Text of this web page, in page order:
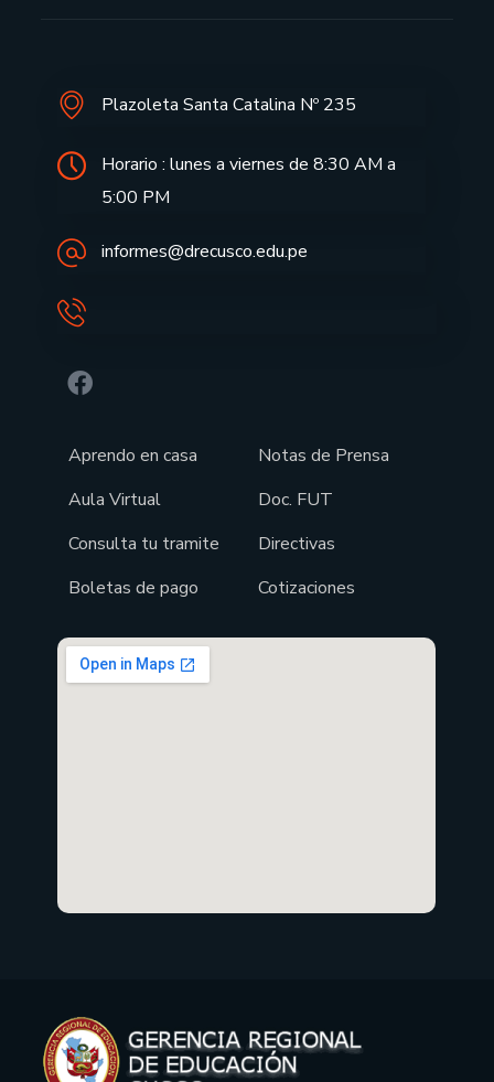
Plazoleta Santa Catalina Nº 235
Horario : lunes a viernes de 8:30 AM a
5:00 PM
informes@drecusco.edu.pe
Aprendo en casa
Aula Virtual
Consulta tu tramite
Boletas de pago
Notas de Prensa
Doc. FUT
Directivas
Cotizaciones